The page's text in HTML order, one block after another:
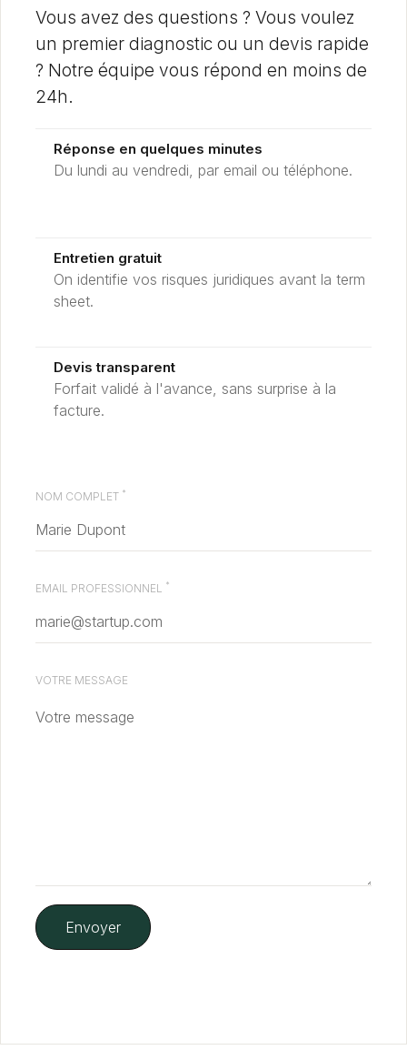
Vous avez des questions ? Vous voulez
un premier diagnostic ou un devis rapide
? Notre équipe vous répond en moins de
24h.
Réponse en quelques minutes
Du lundi au vendredi, par email ou téléphone.
Entretien gratuit
On identifie vos risques juridiques avant la term
sheet.
Devis transparent
Forfait validé à l'avance, sans surprise à la
facture.
NOM COMPLET *
EMAIL PROFESSIONNEL *
VOTRE MESSAGE